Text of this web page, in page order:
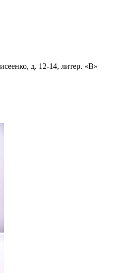
д. 12-14, литер. «В»